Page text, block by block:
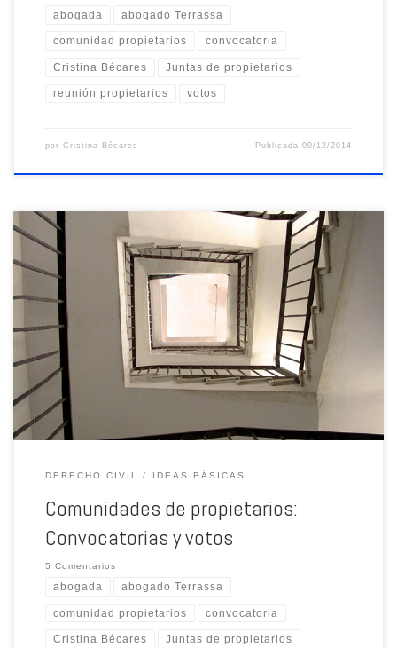
abogada abogado Terrassa
comunidad propietarios convocatoria
Cristina Bécares Juntas de propietarios
reunión propietarios votos
por Cristina Bécares Publicada09/12/2014
DERECHO CIVIL IDEAS BÁSICAS
Comunidades de propietarios:
Convocatorias y votos
5 Comentarios
abogada abogado Terrassa
comunidad propietarios convocatoria
Cristina Bécares Juntas de propietarios